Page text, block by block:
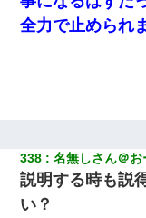
全力で止められ
338 名無しさん＠お
説明する時も説
い？